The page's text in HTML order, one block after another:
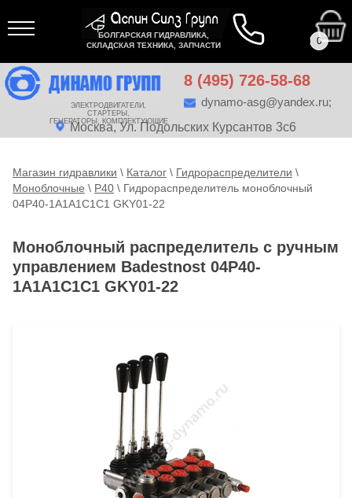
БОЛГАРСКАЯ ГИДРАВЛИКА,
СКЛАДСКАЯ ТЕХНИКА, ЗАПЧАСТИ
ЭЛЕКТРОДВИГАТЕЛИ,
СТАРТЕРЫ,
ГЕНЕРАТОРЫ, КОМПЛЕКТУЮЩИЕ
8 (495) 726-58-68
dynamo-asg@yandex.ru;
Москва, Ул. Подольских Курсантов 3с6
0
Магазин гидравлики \ Каталог \ Гидрораспределители \
Моноблочные \ Р40 \ Гидрораспределитель моноблочный
04P40-1A1A1C1C1 GKY01-22
Моноблочный распределитель с ручным
управлением Badestnost 04P40-
1A1A1C1C1 GKY01-22